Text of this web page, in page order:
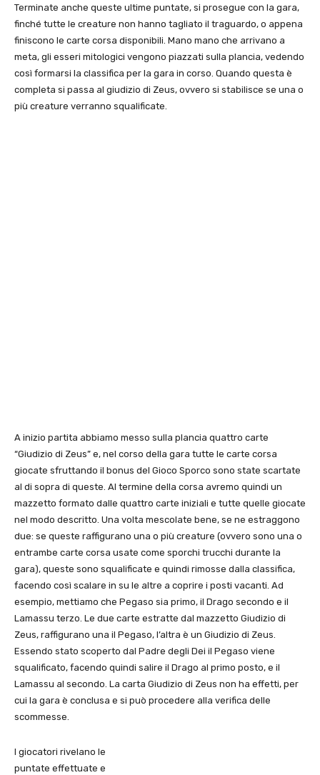
Terminate anche queste ultime puntate, si prosegue con la gara,
finché tutte le creature non hanno tagliato il traguardo, o appena
finiscono le carte corsa disponibili. Mano mano che arrivano a
meta, gli esseri mitologici vengono piazzati sulla plancia, vedendo
così formarsi la classifica per la gara in corso. Quando questa è
completa si passa al giudizio di Zeus, ovvero si stabilisce se una o
più creature verranno squalificate.
A inizio partita abbiamo messo sulla plancia quattro carte
“Giudizio di Zeus” e, nel corso della gara tutte le carte corsa
giocate sfruttando il bonus del Gioco Sporco sono state scartate
al di sopra di queste. Al termine della corsa avremo quindi un
mazzetto formato dalle quattro carte iniziali e tutte quelle giocate
nel modo descritto. Una volta mescolate bene, se ne estraggono
due: se queste raffigurano una o più creature (ovvero sono una o
entrambe carte corsa usate come sporchi trucchi durante la
gara), queste sono squalificate e quindi rimosse dalla classifica,
facendo così scalare in su le altre a coprire i posti vacanti. Ad
esempio, mettiamo che Pegaso sia primo, il Drago secondo e il
Lamassu terzo. Le due carte estratte dal mazzetto Giudizio di
Zeus, raffigurano una il Pegaso, l’altra è un Giudizio di Zeus.
Essendo stato scoperto dal Padre degli Dei il Pegaso viene
squalificato, facendo quindi salire il Drago al primo posto, e il
Lamassu al secondo. La carta Giudizio di Zeus non ha effetti, per
cui la gara è conclusa e si può procedere alla verifica delle
scommesse.
I giocatori rivelano le
puntate effettuate e